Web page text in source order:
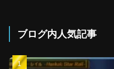
ブログ内人気記事